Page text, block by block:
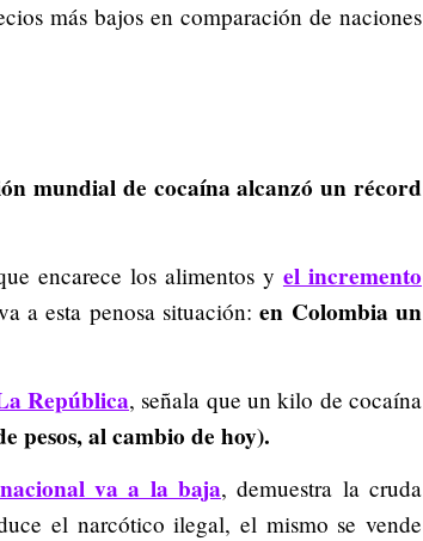
más bajos en comparación de naciones
mundial de cocaína alcanzó un récord
encarece los alimentos y el incremento
a esta penosa situación:en Colombia un
República, señala que un kilo de cocaína
pesos, al cambio de hoy).
va a la baja, demuestra la cruda
el narcótico ilegal, el mismo se vende